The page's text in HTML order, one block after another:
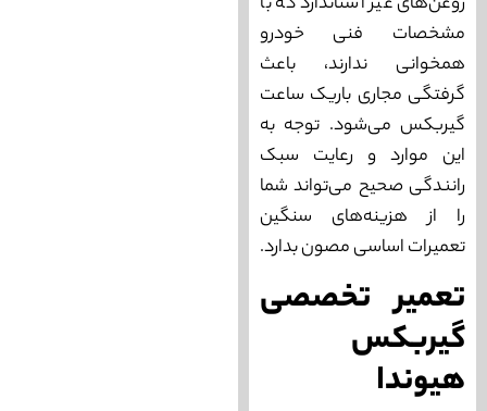
مشخصات فنی خودرو
همخوانی ندارند، باعث
گرفتگی مجاری باریک ساعت
گیربکس می‌شود. توجه به
این موارد و رعایت سبک
رانندگی صحیح می‌تواند شما
را از هزینه‌های سنگین
تعمیرات اساسی مصون بدارد.
تعمیر تخصصی
گیربکس
هیوندا